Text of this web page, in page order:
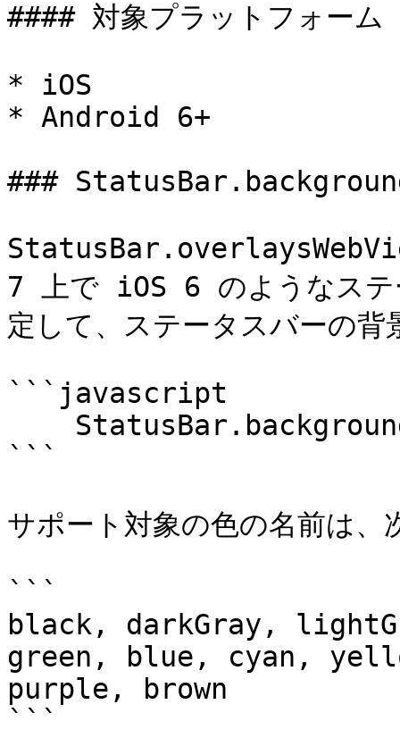
#### 対象プラットフォーム
* iOS
* Android 6+
###
7 上で iOS 6 のようなステ
定して、ステータスバーの背
```javascript
```
サポート対象の色の名前は、
```
black, darkGray,
green, blue, cyan,
purple, brown
```